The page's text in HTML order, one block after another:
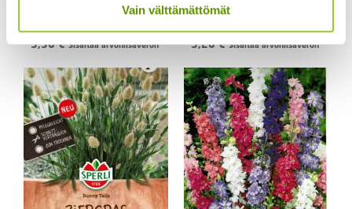
Vain välttämättömät
Kääpiöauringonkukka
3,50€ Sisältää arvonlisäveron
Punakosmoskukka
Sperli’s Mix Dreams
5,20€ Sisältää arvonlisäveron